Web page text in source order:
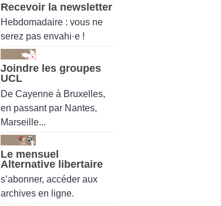
Recevoir la newsletter
Hebdomadaire : vous ne
serez pas envahi·e !
Joindre les groupes
UCL
De Cayenne à Bruxelles,
en passant par Nantes,
Marseille...
Le mensuel
Alternative libertaire
s’abonner, accéder aux
archives en ligne.